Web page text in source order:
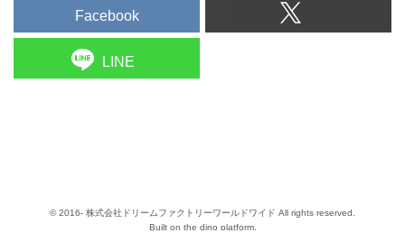
Facebook
LINE
© 2016- 株式会社ドリームファクトリーワールドワイド All rights reserved.
Built on the dino platform.